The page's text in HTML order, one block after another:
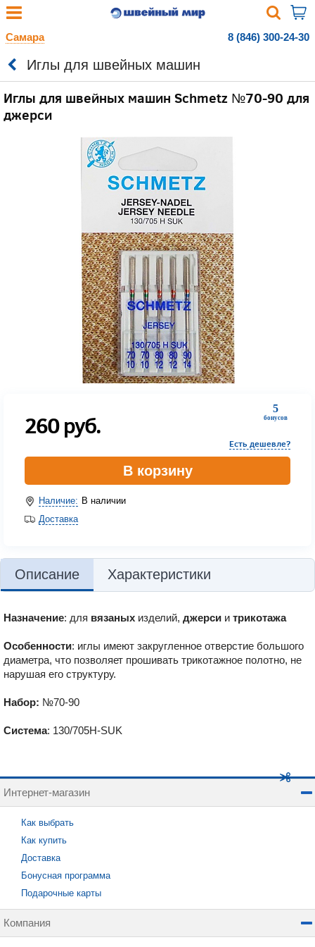
Самара 8 (846) 300-24-30
Иглы для швейных машин
Иглы для швейных машин Schmetz №70-90 для
джерси
5
бонусов
260руб.
Есть дешевле?
В корзину
Наличие: В наличии
Доставка
Описание Характеристики
Назначение: для вязаных изделий, джерси и трикотажа
Особенности: иглы имеют закругленное отверстие большого
диаметра, что позволяет прошивать трикотажное полотно, не
нарушая его структуру.
Набор: №70-90
Система: 130/705H-SUK
Интернет-магазин
Как выбрать
Как купить
Доставка
Бонусная программа
Подарочные карты
Компания